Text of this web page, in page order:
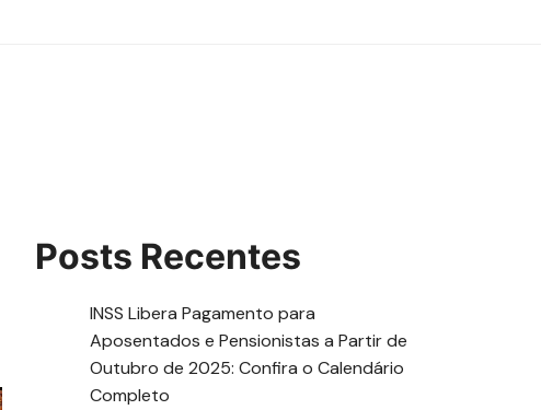
Posts Recentes
INSS Libera Pagamento para
Aposentados e Pensionistas a Partir de
Outubro de 2025: Confira o Calendário
Completo